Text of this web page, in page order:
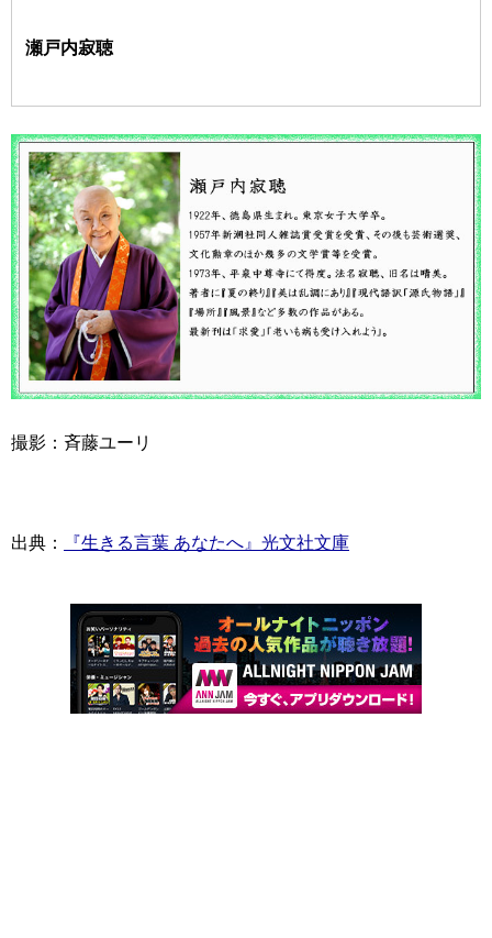
瀬戸内寂聴
撮影：斉藤ユーリ
出典： 『生きる言葉 あなたへ』光文社文庫